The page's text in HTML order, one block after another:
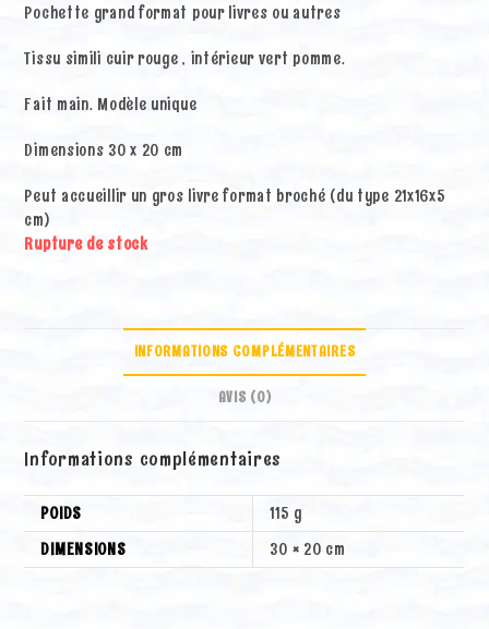
Pochette grand format pour livres ou autres
Tissu simili cuir rouge , intérieur vert pomme.
Fait main. Modèle unique
Dimensions 30 x 20 cm
Peut accueillir un gros livre format broché (du type 21x16x5
cm)
Rupture de stock
INFORMATIONS COMPLÉMENTAIRES
AVIS (0)
Informations complémentaires
POIDS
115 g
DIMENSIONS
30 × 20 cm